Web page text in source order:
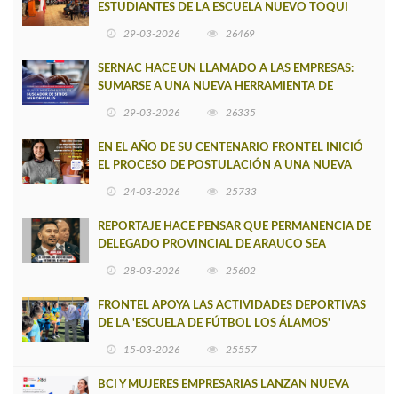
ESTUDIANTES DE LA ESCUELA NUEVO TOQUI
29-03-2026 26469
SERNAC HACE UN LLAMADO A LAS EMPRESAS:
SUMARSE A UNA NUEVA HERRAMIENTA DE
29-03-2026 26335
EN EL AÑO DE SU CENTENARIO FRONTEL INICIÓ
EL PROCESO DE POSTULACIÓN A UNA NUEVA
24-03-2026 25733
REPORTAJE HACE PENSAR QUE PERMANENCIA DE
DELEGADO PROVINCIAL DE ARAUCO SEA
28-03-2026 25602
FRONTEL APOYA LAS ACTIVIDADES DEPORTIVAS
DE LA 'ESCUELA DE FÚTBOL LOS ÁLAMOS'
15-03-2026 25557
BCI Y MUJERES EMPRESARIAS LANZAN NUEVA